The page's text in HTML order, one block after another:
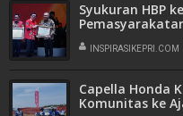
Syukuran HBP
Tantangan
INSPIRASIKEPRI.COM
Capella Honda
Komunitas ke